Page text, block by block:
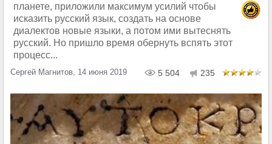
планете, приложили максимум усилий чтобы
исказить русский язык, создать на основе
диалектов новые языки, а потом ими вытеснять
русский. Но пришло время обернуть вспять этот
процесс...
Сергей Магнитов, 14 июня 2019 5 504 235